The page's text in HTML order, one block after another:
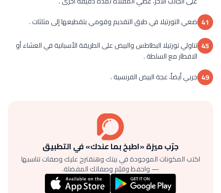
41 ضعي التورتيلا في طبق التقديم وقومي بتقطيعها إلى مثلثات .
45 تناولي تورتيلا البطاطس والبيض على الطريقة الأسبانية في العشاء أو
الافطار مع السلطة .
49 جربي أيضاً، عجة البيض الفرنسية .
جرّب ميزة «اطبخ بما عندك» في التطبيق
اكتب المكونات الموجودة في بيتك وهنقترح عليك وصفات تناسبها
— واحفظ وقيّم وصفاتك المفضلة.